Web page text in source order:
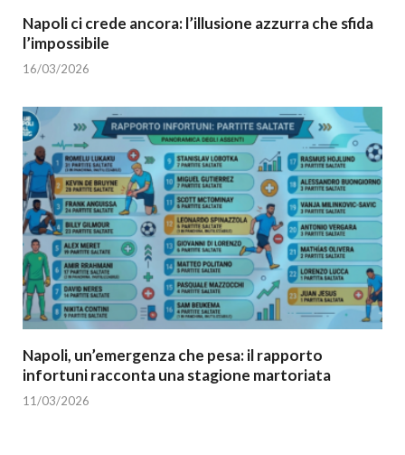
Napoli ci crede ancora: l’illusione azzurra che sfida
l’impossibile
16/03/2026
Napoli, un’emergenza che pesa: il rapporto
infortuni racconta una stagione martoriata
11/03/2026